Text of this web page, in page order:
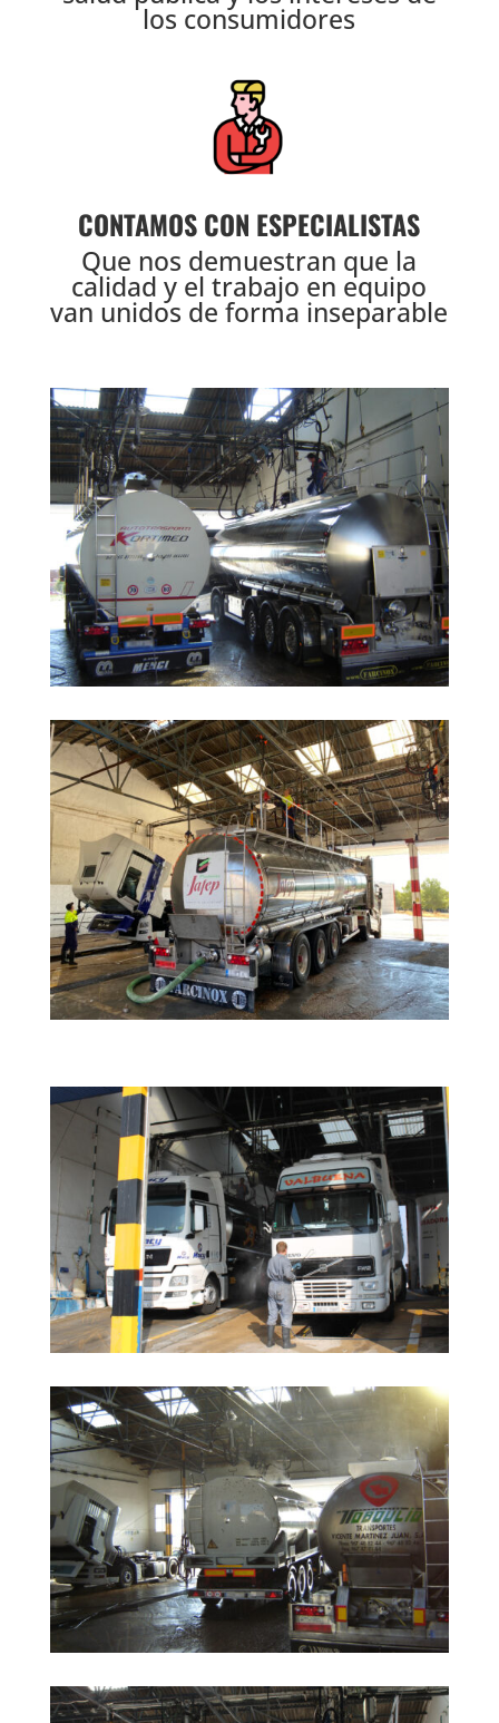
los consumidores
CONTAMOS CON ESPECIALISTAS
Que nos demuestran que la
calidad y el trabajo en equipo
van unidos de forma inseparable